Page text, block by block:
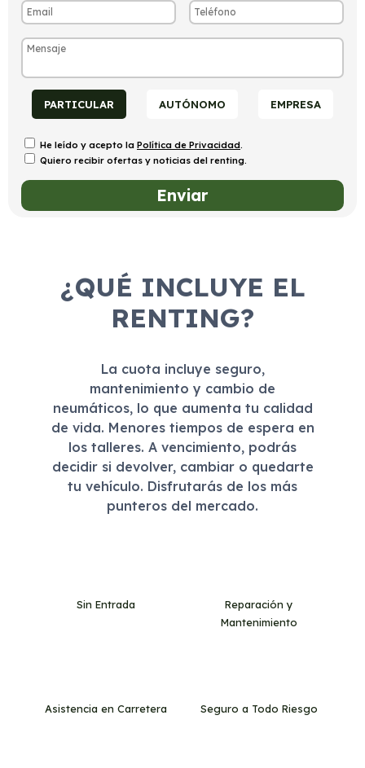
PARTICULAR AUTÓNOMO EMPRESA
He leído y acepto la Política de Privacidad.
Quiero recibir ofertas y noticias del renting.
¿QUÉ INCLUYE EL
RENTING?
La cuota incluye seguro,
mantenimiento y cambio de
neumáticos, lo que aumenta tu calidad
de vida. Menores tiempos de espera en
los talleres. A vencimiento, podrás
decidir si devolver, cambiar o quedarte
tu vehículo. Disfrutarás de los más
punteros del mercado.
Sin Entrada
Reparación y
Mantenimiento
Asistencia en Carretera Seguro a Todo Riesgo